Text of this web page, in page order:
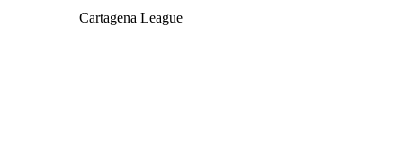
Cartagena League